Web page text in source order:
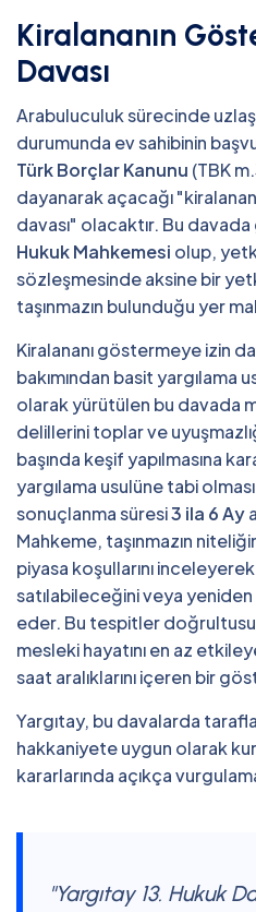
Kiralananın
Davası
Arabuluculuk sürecinde
durumunda ev sahibinin
Türk Borçlar Kanunu (TBK
dayanarak açacağı
davası" olacaktır. Bu
Hukuk Mahkemesi olup,
sözleşmesinde aksine bir
taşınmazın bulunduğu yer
Kiralananı göstermeye izin
bakımından basit yargılama
olarak yürütülen bu davada
delillerini toplar ve
başında keşif yapılmasına
yargılama usulüne tabi
sonuçlanma süresi3 ila 6 Ay
Mahkeme, taşınmazın
piyasa koşullarını
satılabileceğini veya
eder. Bu tespitler
mesleki hayatını en az
saat aralıklarını içeren bir
Yargıtay, bu davalarda
hakkaniyete uygun olarak
kararlarında açıkça
"Yargıtay 13. Hukuk